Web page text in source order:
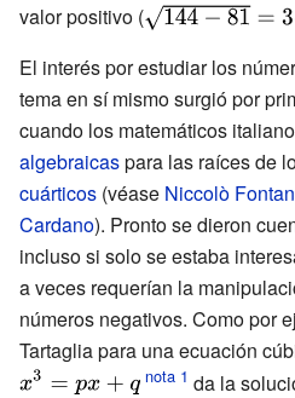
valor positivo ({\displaystyle
81}}=3{\sqrt
{7}}}
El interés por estudiar los
tema en sí mismo surgió por
cuando los matemáticos
algebraicaspara las raíces de
cuárticos (véase Niccolò
Cardano). Pronto se dieron
incluso si solo se estaba
a veces requerían la
números negativos. Como por
Tartaglia para una ecuación
da la